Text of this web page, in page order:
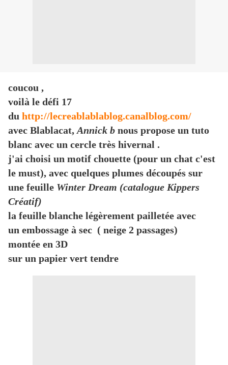
coucou ,
voilà le défi 17
du http://lecreablablablog.canalblog.com/
avec Blablacat, Annick b nous propose un tuto
blanc avec un cercle très hivernal .
j'ai choisi un motif chouette (pour un chat c'est
le must), avec quelques plumes découpés sur
une feuille Winter Dream (catalogue Kippers
Créatif)
la feuille blanche légèrement pailletée avec
un embossage à sec ( neige 2 passages)
montée en 3D
sur un papier vert tendre